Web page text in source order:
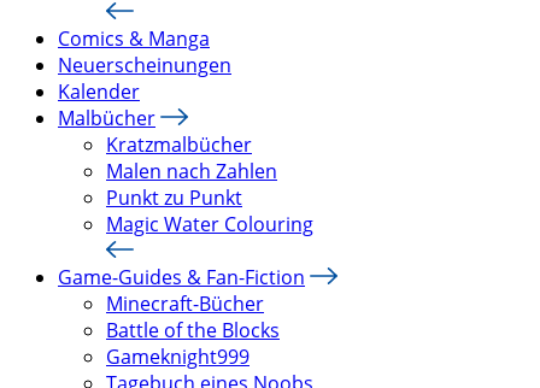
Comics & Manga
Neuerscheinungen
Kalender
Malbücher
Kratzmalbücher
Malen nach Zahlen
Punkt zu Punkt
Magic Water Colouring
Game-Guides & Fan-Fiction
Minecraft-Bücher
Battle of the Blocks
Gameknight999